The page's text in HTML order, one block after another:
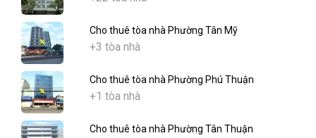
Cho thuê tòa nhà Phường Tân Mỹ
+3 tòa nhà
Cho thuê tòa nhà Phường Phú Thuận
+1 tòa nhà
Cho thuê tòa nhà Phường Tân Thuận